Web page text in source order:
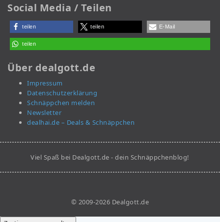
Social Media / Teilen
teilen teilen E-Mail
teilen
Über dealgott.de
Impressum
Datenschutzerklärung
Schnäppchen melden
Newsletter
dealhai.de – Deals & Schnäppchen
Viel Spaß bei Dealgott.de - dein Schnäppchenblog!
© 2009-2026 Dealgott.de